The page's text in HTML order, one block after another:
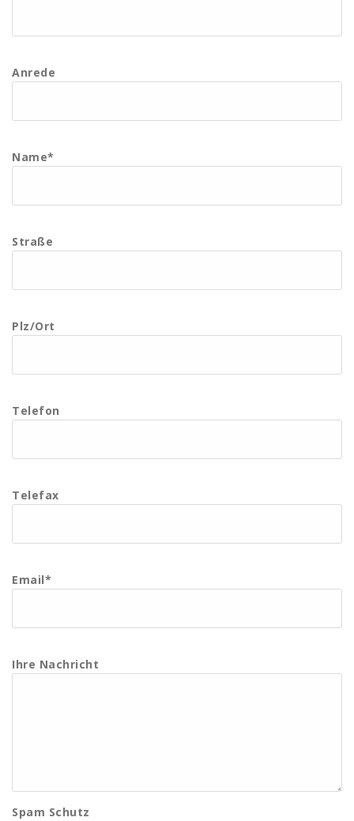
Anrede
Name*
Straße
Plz/Ort
Telefon
Telefax
Email*
Ihre Nachricht
Spam Schutz